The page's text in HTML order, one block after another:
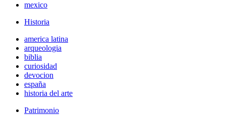
mexico
Historia
america latina
arqueologia
biblia
curiosidad
devocion
españa
historia del arte
Patrimonio